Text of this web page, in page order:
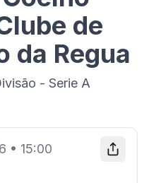
de
da Regua
- Serie A
• 15:00